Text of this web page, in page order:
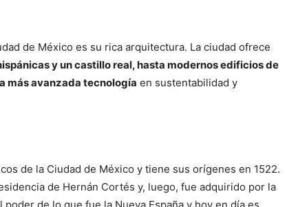
de México es su rica arquitectura. La ciudad ofrece
y un castillo real, hasta modernos edificios de
más avanzada tecnología en sustentabilidad y
de la Ciudad de México y tiene sus orígenes en 1522.
de Hernán Cortés y, luego, fue adquirido por la